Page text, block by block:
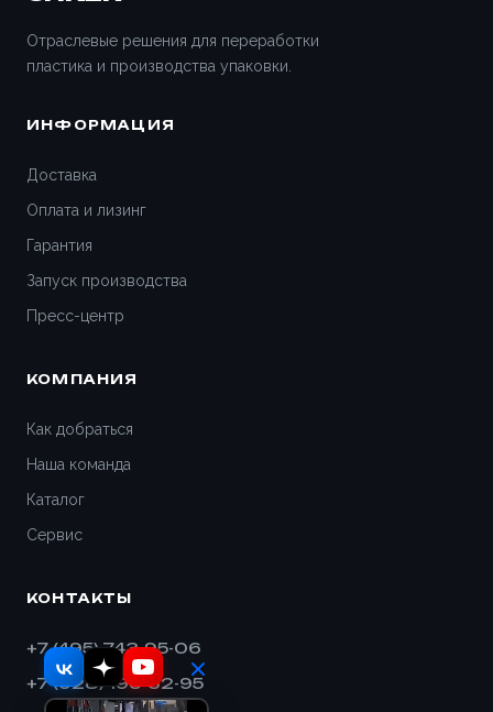
Отраслевые решения для переработки
пластика и производства упаковки.
ИНФОРМАЦИЯ
Доставка
Оплата и лизинг
Гарантия
Запуск производства
Пресс-центр
КОМПАНИЯ
Как добраться
Наша команда
Каталог
Сервис
КОНТАКТЫ
+7 (495) 743-95-06
+7 (928) 193-32-95